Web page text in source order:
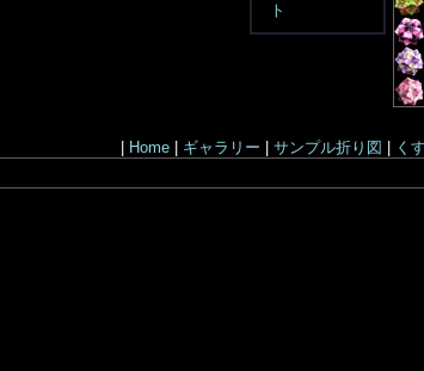
ト
く
サンプル折り図
ギャラリー
Home